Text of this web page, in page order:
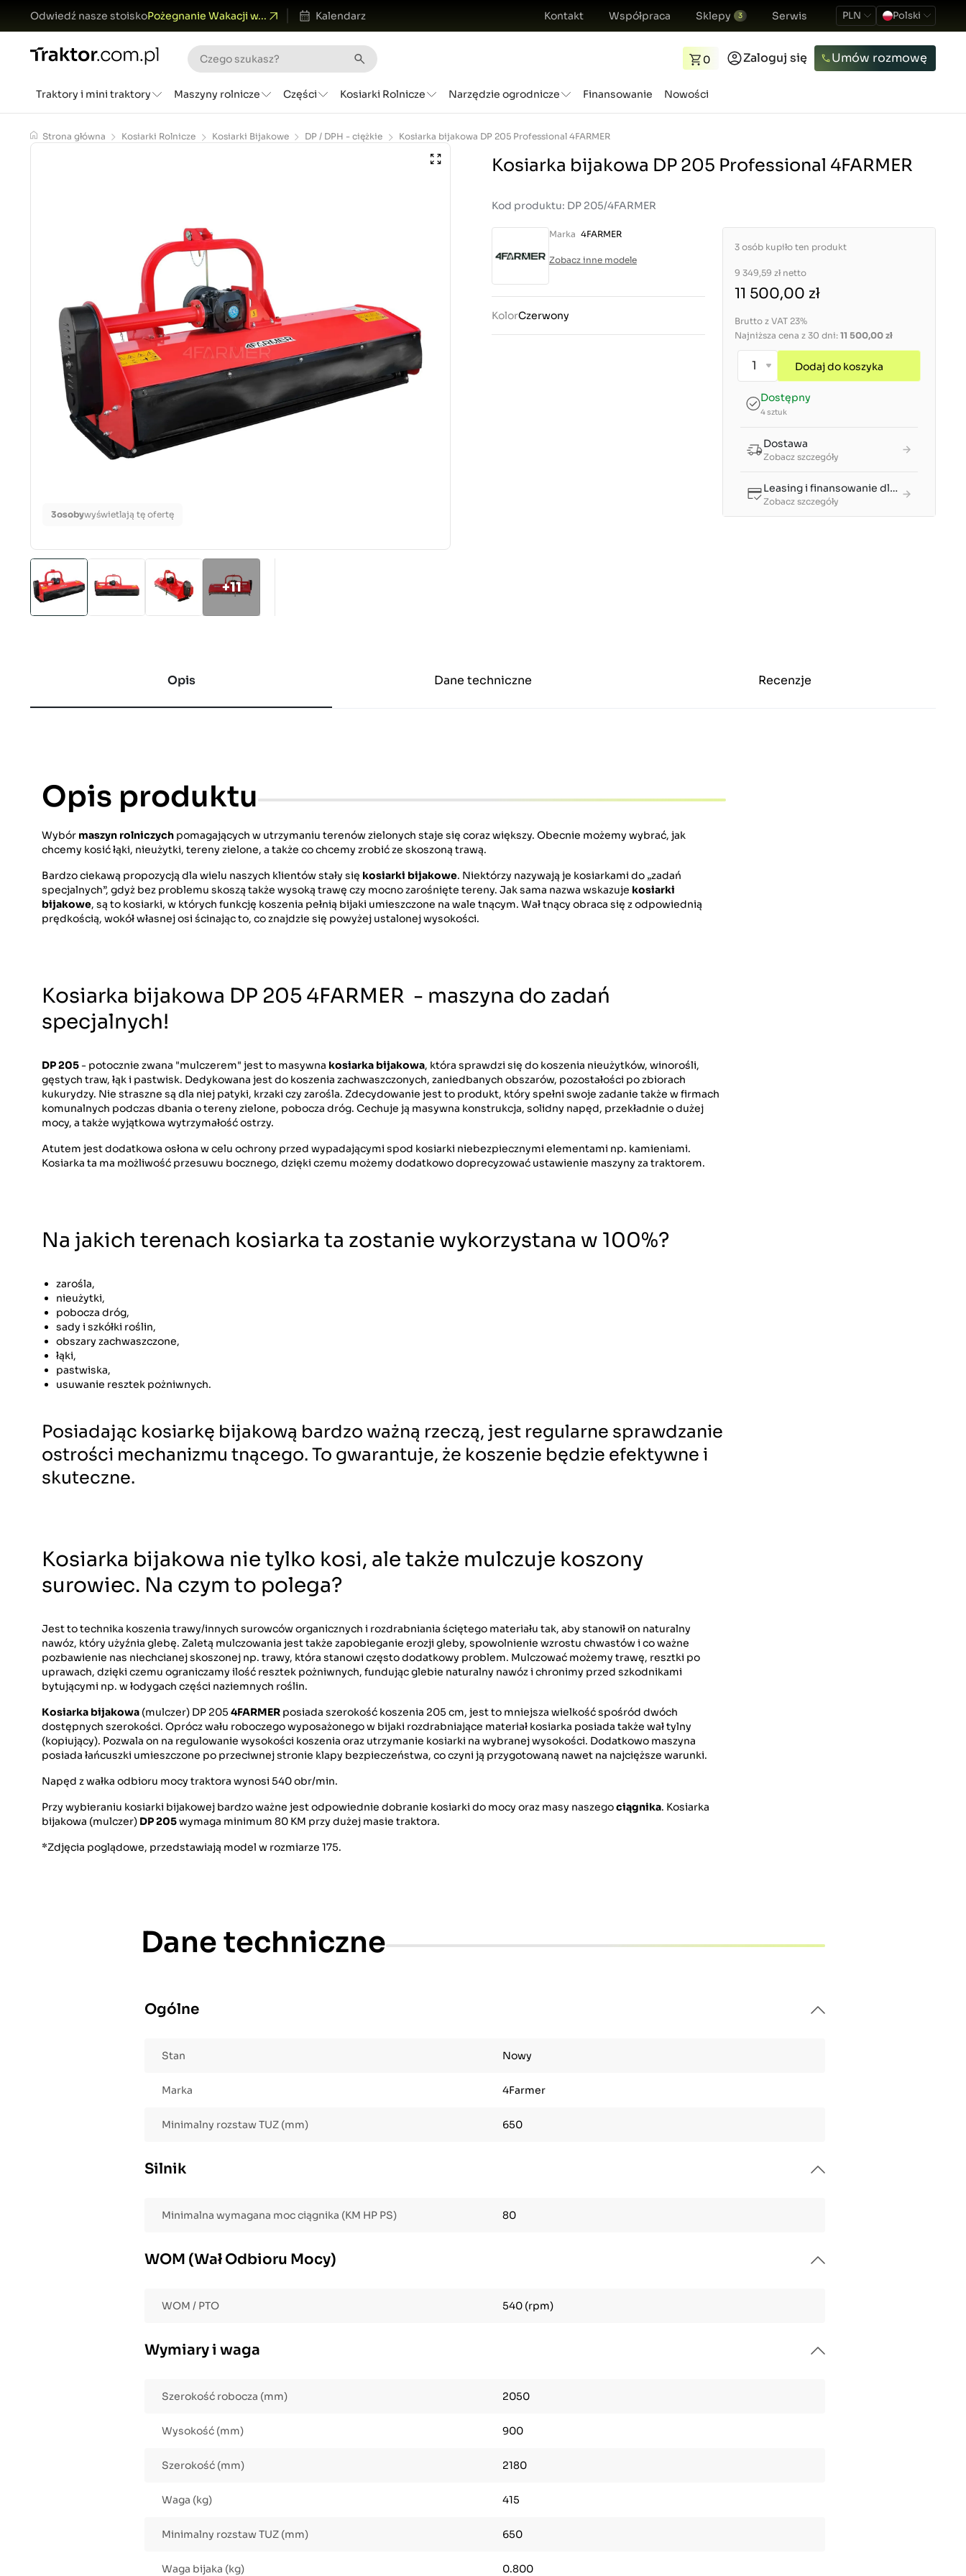
Odwiedź nasze stoiskoPożegnanie Wakacji w... Kalendarz Kontakt Współpraca Sklepy 3 Serwis PLN Polski
0 Zaloguj się Umów rozmowę
Traktory i mini traktory Maszyny rolnicze Części Kosiarki Rolnicze Narzędzie ogrodnicze Finansowanie Nowości
Strona główna Kosiarki Rolnicze Kosiarki Bijakowe DP / DPH - ciężkie Kosiarka bijakowa DP 205 Professional 4FARMER
3osobywyświetlają tę ofertę
+11
Kosiarka bijakowa DP 205 Professional 4FARMER
Kod produktu: DP 205/4FARMER
Marka 4FARMER
Zobacz inne modele
KolorCzerwony
3 osób kupiło ten produkt
9 349,59 zł netto
11 500,00 zł
Brutto z VAT 23%
Najniższa cena z 30 dni: 11 500,00 zł
Dodaj do koszyka
Dostępny
4 sztuk
Dostawa
Zobacz szczegóły
Leasing i finansowanie dla firm
Zobacz szczegóły
Opis Dane techniczne Recenzje
Opis produktu
Wybór maszyn rolniczych pomagających w utrzymaniu terenów zielonych staje się coraz większy. Obecnie możemy wybrać, jak
chcemy kosić łąki, nieużytki, tereny zielone, a także co chcemy zrobić ze skoszoną trawą.
Bardzo ciekawą propozycją dla wielu naszych klientów stały się kosiarki bijakowe. Niektórzy nazywają je kosiarkami do „zadań
specjalnych”, gdyż bez problemu skoszą także wysoką trawę czy mocno zarośnięte tereny. Jak sama nazwa wskazuje kosiarki
bijakowe, są to kosiarki, w których funkcję koszenia pełnią bijaki umieszczone na wale tnącym. Wał tnący obraca się z odpowiednią
prędkością, wokół własnej osi ścinając to, co znajdzie się powyżej ustalonej wysokości.
Kosiarka bijakowa DP 205 4FARMER - maszyna do zadań
specjalnych!
DP 205 - potocznie zwana "mulczerem" jest to masywna kosiarka bijakowa, która sprawdzi się do koszenia nieużytków, winorośli,
gęstych traw, łąk i pastwisk. Dedykowana jest do koszenia zachwaszczonych, zaniedbanych obszarów, pozostałości po zbiorach
kukurydzy. Nie straszne są dla niej patyki, krzaki czy zarośla. Zdecydowanie jest to produkt, który spełni swoje zadanie także w firmach
komunalnych podczas dbania o tereny zielone, pobocza dróg. Cechuje ją masywna konstrukcja, solidny napęd, przekładnie o dużej
mocy, a także wyjątkowa wytrzymałość ostrzy.
Atutem jest dodatkowa osłona w celu ochrony przed wypadającymi spod kosiarki niebezpiecznymi elementami np. kamieniami.
Kosiarka ta ma możliwość przesuwu bocznego, dzięki czemu możemy dodatkowo doprecyzować ustawienie maszyny za traktorem.
Na jakich terenach kosiarka ta zostanie wykorzystana w 100%?
zarośla,
nieużytki,
pobocza dróg,
sady i szkółki roślin,
obszary zachwaszczone,
łąki,
pastwiska,
usuwanie resztek pożniwnych.
Posiadając kosiarkę bijakową bardzo ważną rzeczą, jest regularne sprawdzanie
ostrości mechanizmu tnącego. To gwarantuje, że koszenie będzie efektywne i
skuteczne.
Kosiarka bijakowa nie tylko kosi, ale także mulczuje koszony
surowiec. Na czym to polega?
Jest to technika koszenia trawy/innych surowców organicznych i rozdrabniania ściętego materiału tak, aby stanowił on naturalny
nawóz, który użyźnia glebę. Zaletą mulczowania jest także zapobieganie erozji gleby, spowolnienie wzrostu chwastów i co ważne
pozbawienie nas niechcianej skoszonej np. trawy, która stanowi często dodatkowy problem. Mulczować możemy trawę, resztki po
uprawach, dzięki czemu ograniczamy ilość resztek pożniwnych, fundując glebie naturalny nawóz i chronimy przed szkodnikami
bytującymi np. w łodygach części naziemnych roślin.
Kosiarka bijakowa (mulczer) DP 205 4FARMER posiada szerokość koszenia 205 cm, jest to mniejsza wielkość spośród dwóch
dostępnych szerokości. Oprócz wału roboczego wyposażonego w bijaki rozdrabniające materiał kosiarka posiada także wał tylny
(kopiujący). Pozwala on na regulowanie wysokości koszenia oraz utrzymanie kosiarki na wybranej wysokości. Dodatkowo maszyna
posiada łańcuszki umieszczone po przeciwnej stronie klapy bezpieczeństwa, co czyni ją przygotowaną nawet na najcięższe warunki.
Napęd z wałka odbioru mocy traktora wynosi 540 obr/min.
Przy wybieraniu kosiarki bijakowej bardzo ważne jest odpowiednie dobranie kosiarki do mocy oraz masy naszegociągnika. Kosiarka
bijakowa (mulczer) DP 205wymaga minimum 80 KM przy dużej masie traktora.
*Zdjęcia poglądowe, przedstawiają model w rozmiarze 175.
Dane techniczne
Ogólne
Stan Nowy
Marka 4Farmer
Minimalny rozstaw TUZ (mm) 650
Silnik
Minimalna wymagana moc ciągnika (KM HP PS) 80
WOM (Wał Odbioru Mocy)
WOM / PTO 540 (rpm)
Wymiary i waga
Szerokość robocza (mm) 2050
Wysokość (mm) 900
Szerokość (mm) 2180
Waga (kg) 415
Minimalny rozstaw TUZ (mm) 650
Waga bijaka (kg) 0.800